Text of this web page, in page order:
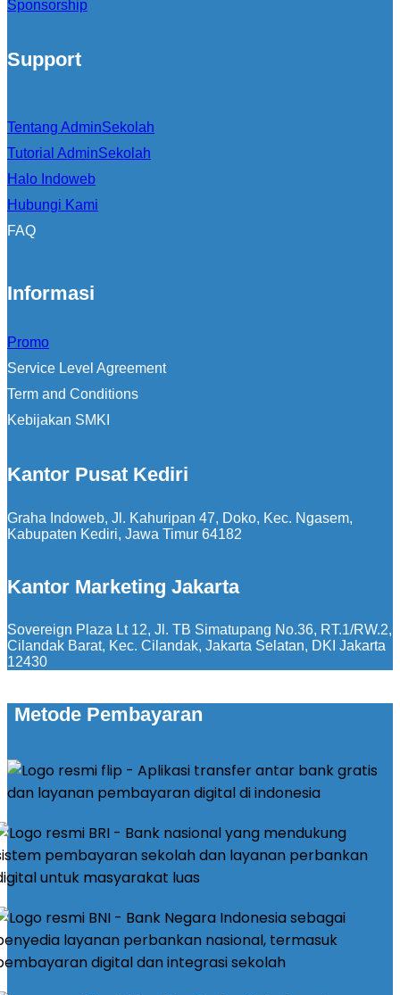
Sponsorship
Support
Tentang AdminSekolah
Tutorial AdminSekolah
Halo Indoweb
Hubungi Kami
FAQ
Informasi
Promo
Service Level Agreement
Term and Conditions
Kebijakan SMKI
Kantor Pusat Kediri
Graha Indoweb, Jl. Kahuripan 47, Doko, Kec. Ngasem,
Kabupaten Kediri, Jawa Timur 64182
Kantor Marketing Jakarta
Sovereign Plaza Lt 12, Jl. TB Simatupang No.36, RT.1/RW.2,
Cilandak Barat, Kec. Cilandak, Jakarta Selatan, DKI Jakarta
12430
Metode Pembayaran